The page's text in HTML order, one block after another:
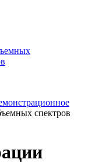
спектров